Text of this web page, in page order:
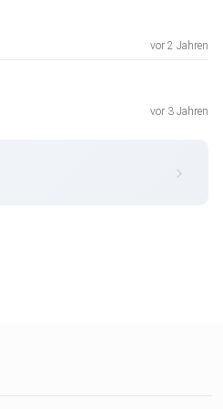
vor 2 Jahren
vor 3 Jahren